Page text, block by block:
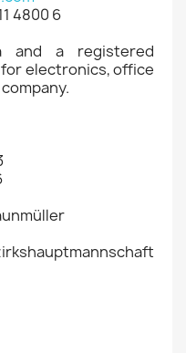
4800 6
and a registered
electronics, office